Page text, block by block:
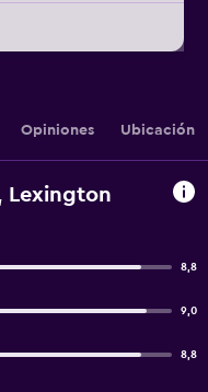
Opiniones Ubicación
Lexington
8,8
9,0
8,8